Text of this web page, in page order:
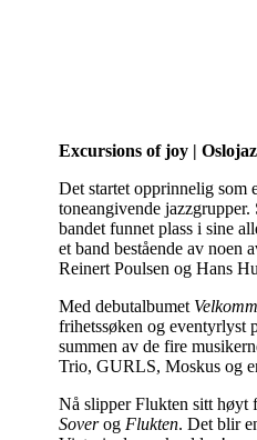
Excursions of joy |
Det startet opprinnelig som
toneangivende
bandet funnet plass i sine
et band bestående av
Reinert Poulsen og Hans
Med debutalbumet
frihetssøken og eventyrlyst
summen av de fire
Trio, GURLS, Moskus og
Nå slipper Flukten sitt høyt
Soverog Flukten. Det blir